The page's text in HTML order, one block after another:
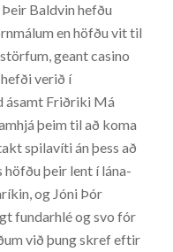
Baldvin hefðu
en höfðu vit til
geant casino
verið í
ásamt Friðriki Má
þeim til að koma
spilavíti án þess að
höfðu þeir lent í lána-
og Jóni Þór
fundarhlé og svo fór
við þung skref eftir